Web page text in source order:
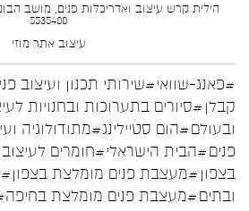
5535400
עיצוב אתר מוזי
#פאנג-שוואי#שירותי תכנון ועיצוב
קבלן #סיורים בתערוכות ובחנויות
ובעולם#הום סטיילינג#מתודולוגיה
פנים#הבית הישראלי#חומרים
בצפון #מעצבת פנים מומלצת בצפון
ובתים#מעצבת פנים מומלצת בחיפה